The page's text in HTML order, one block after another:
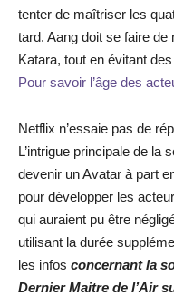
tenter de maîtriser les
tard. Aang doit se faire
Katara, tout en évitant
Pour savoir l’âge des
Netflix n’essaie pas de
L’intrigue principale de la
devenir un Avatar à part
pour développer les
qui auraient pu être
utilisant la durée
les infos concernant la
Dernier Maitre de l’Air